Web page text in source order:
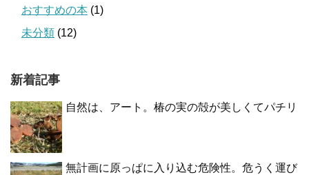
おすすめの本 (1)
未分類 (12)
新着記事
自然は、アート。椿の実の殻が美しくてパチリ
無計画に原っぱに入り込む危険性。危うく運び